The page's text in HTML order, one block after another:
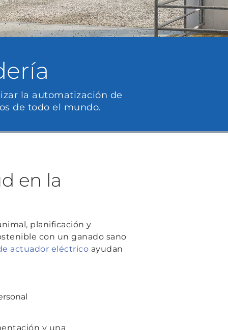
la automatización de
de todo el mundo.
en la
planificación y
con un ganado sano
actuador eléctrico ayudan
y una